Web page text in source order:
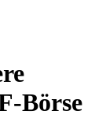
Börse